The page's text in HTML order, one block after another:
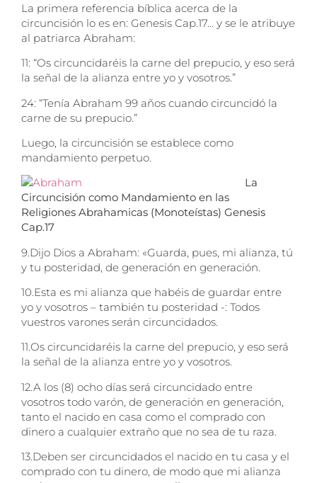
La primera referencia bíblica acerca de la
circuncisión lo es en: Genesis Cap.17… y se le atribuye
al patriarca Abraham:
11: “Os circuncidaréis la carne del prepucio, y eso será
la señal de la alianza entre yo y vosotros.”
24: “Tenía Abraham 99 años cuando circuncidó la
carne de su prepucio.”
Luego, la circuncisión se establece como
mandamiento perpetuo.
La
Circuncisión como Mandamiento en las
Religiones Abrahamicas (Monoteístas) Genesis
Cap.17
9. Dijo Dios a Abraham: «Guarda, pues, mi alianza, tú
y tu posteridad, de generación en generación.
10.Esta es mi alianza que habéis de guardar entre
yo y vosotros – también tu posteridad -: Todos
vuestros varones serán circuncidados.
11.Os circuncidaréis la carne del prepucio, y eso será
la señal de la alianza entre yo y vosotros.
12.A los (8) ocho días será circuncidado entre
vosotros todo varón, de generación en generación,
tanto el nacido en casa como el comprado con
dinero a cualquier extraño que no sea de tu raza.
13.Deben ser circuncidados el nacido en tu casa y el
comprado con tu dinero, de modo que mi alianza